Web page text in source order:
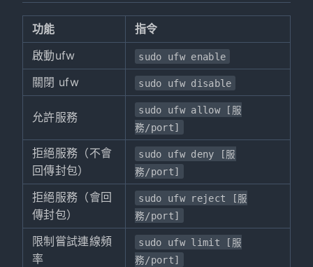
功能
指令
啟動ufw
sudo ufw enable
關閉 ufw sudo ufw disable
允許服務
sudo ufw allow [服
務/port]
拒絕服務（不會
回傳封包）
sudo ufw deny [服
務/port]
拒絕服務（會回
傳封包）
sudo ufw reject [服
務/port]
限制嘗試連線頻
率
sudo ufw limit [服
務/port]